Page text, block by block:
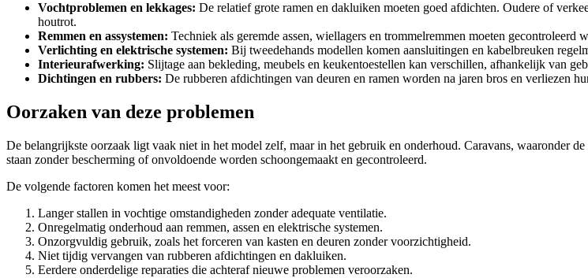
Vochtproblemen en lekkages: De relatief grote ramen en dakluiken moeten goed afdichten. Oudere of
houtrot.
Remmen en assystemen: Techniek als geremde assen, wiellagers en trommelremmen moeten
Verlichting en elektrische systemen: Bij tweedehands modellen komen aansluitingen en kabelbreuken
Interieurafwerking: Slijtage aan bekleding, meubels en keukentoestellen kan verschillen, afhankelijk van
Dichtingen en rubbers: De rubberen afdichtingen van deuren en ramen worden na jaren bros en verliezen
Oorzaken van deze problemen
De belangrijkste oorzaak ligt vaak niet in het model zelf, maar in het gebruik en onderhoud. Caravans, waaronder
staan zonder bescherming of onvoldoende worden schoongemaakt en gecontroleerd.
De volgende factoren komen het meest voor:
Langer stallen in vochtige omstandigheden zonder adequate ventilatie.
Onregelmatig onderhoud aan remmen, assen en elektrische systemen.
Onzorgvuldig gebruik, zoals het forceren van kasten en deuren zonder voorzichtigheid.
Niet tijdig vervangen van rubberen afdichtingen en dakluiken.
Eerdere onderdelige reparaties die achteraf nieuwe problemen veroorzaken.